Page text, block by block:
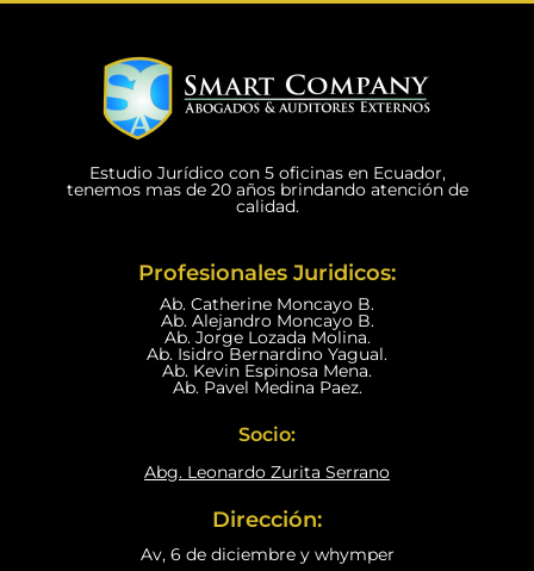
Estudio Jurídico con 5 oficinas en Ecuador,
tenemos mas de 20 años brindando atención de
calidad.
Profesionales Juridicos:
Ab. Catherine Moncayo B.
Ab. Alejandro Moncayo B.
Ab. Jorge Lozada Molina.
Ab. Isidro Bernardino Yagual.
Ab. Kevin Espinosa Mena.
Ab. Pavel Medina Paez.
Socio:
Abg. Leonardo Zurita Serrano
Dirección:
Av, 6 de diciembre y whymper